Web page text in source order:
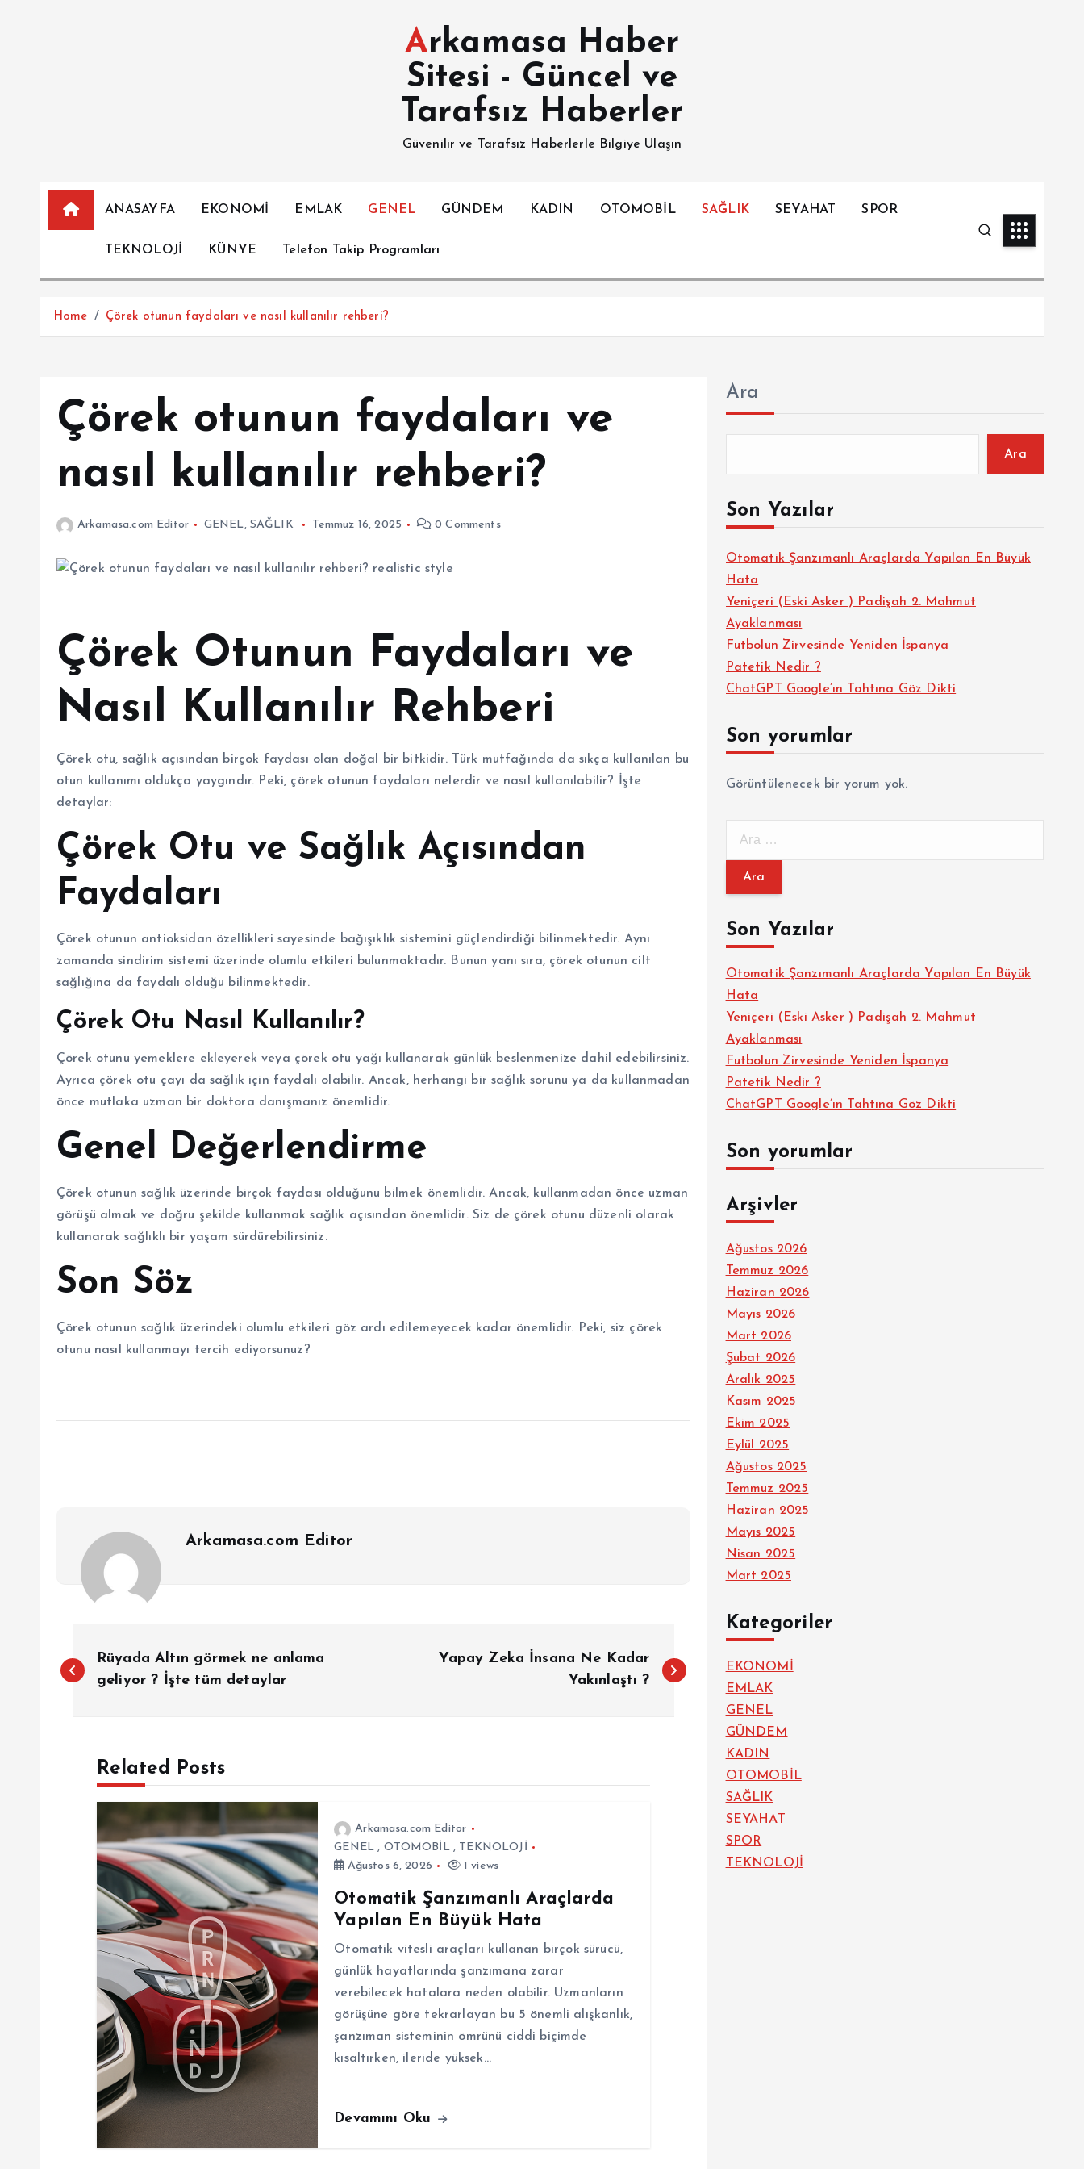
Arkamasa Haber
Sitesi - Güncel ve
Tarafsız Haberler
Güvenilir ve Tarafsız Haberlerle Bilgiye Ulaşın
ANASAYFA EKONOMİ EMLAK GENEL GÜNDEM KADIN OTOMOBİL SAĞLIK SEYAHAT SPOR
TEKNOLOJİ KÜNYE Telefon Takip Programları
Home Çörek otunun faydaları ve nasıl kullanılır rehberi?
Çörek otunun faydaları ve
nasıl kullanılır rehberi?
Arkamasa.com Editor GENEL, SAĞLIK Temmuz 16, 2025 0 Comments
Çörek Otunun Faydaları ve
Nasıl Kullanılır Rehberi
Çörek otu, sağlık açısından birçok faydası olan doğal bir bitkidir. Türk mutfağında da sıkça kullanılan bu
otun kullanımı oldukça yaygındır. Peki, çörek otunun faydaları nelerdir ve nasıl kullanılabilir? İşte
detaylar:
Çörek Otu ve Sağlık Açısından
Faydaları
Çörek otunun antioksidan özellikleri sayesinde bağışıklık sistemini güçlendirdiği bilinmektedir. Aynı
zamanda sindirim sistemi üzerinde olumlu etkileri bulunmaktadır. Bunun yanı sıra, çörek otunun cilt
sağlığına da faydalı olduğu bilinmektedir.
Çörek Otu Nasıl Kullanılır?
Çörek otunu yemeklere ekleyerek veya çörek otu yağı kullanarak günlük beslenmenize dahil edebilirsiniz.
Ayrıca çörek otu çayı da sağlık için faydalı olabilir. Ancak, herhangi bir sağlık sorunu ya da kullanmadan
önce mutlaka uzman bir doktora danışmanız önemlidir.
Genel Değerlendirme
Çörek otunun sağlık üzerinde birçok faydası olduğunu bilmek önemlidir. Ancak, kullanmadan önce uzman
görüşü almak ve doğru şekilde kullanmak sağlık açısından önemlidir. Siz de çörek otunu düzenli olarak
kullanarak sağlıklı bir yaşam sürdürebilirsiniz.
Son Söz
Çörek otunun sağlık üzerindeki olumlu etkileri göz ardı edilemeyecek kadar önemlidir. Peki, siz çörek
otunu nasıl kullanmayı tercih ediyorsunuz?
Arkamasa.com Editor
a
Rüyada Altın görmek ne anlama
geliyor ? İşte tüm detaylar
Yapay Zeka İnsana Ne Kadar
Yakınlaştı ?
Related Posts
Arkamasa.com Editor
GENEL , OTOMOBİL, TEKNOLOJİ
Ağustos 6, 2026
1 views
Otomatik Şanzımanlı Araçlarda
Yapılan En Büyük Hata
Otomatik vitesli araçları kullanan birçok sürücü,
günlük hayatlarında şanzımana zarar
verebilecek hatalara neden olabilir. Uzmanların
görüşüne göre tekrarlayan bu 5 önemli alışkanlık,
şanzıman sisteminin ömrünü ciddi biçimde
kısaltırken, ileride yüksek…
Devamını Oku
Ara
Ara
Son Yazılar
Otomatik Şanzımanlı Araçlarda Yapılan En Büyük
Hata
Yeniçeri (Eski Asker ) Padişah 2. Mahmut
Ayaklanması
Futbolun Zirvesinde Yeniden İspanya
Patetik Nedir ?
ChatGPT Google’ın Tahtına Göz Dikti
Son yorumlar
Görüntülenecek bir yorum yok.
m
:Son Yazılar
Otomatik Şanzımanlı Araçlarda Yapılan En Büyük
Hata
Yeniçeri (Eski Asker ) Padişah 2. Mahmut
Ayaklanması
Futbolun Zirvesinde Yeniden İspanya
Patetik Nedir ?
ChatGPT Google’ın Tahtına Göz Dikti
Son yorumlar
Arşivler
Ağustos 2026
Temmuz 2026
Haziran 2026
Mayıs 2026
Mart 2026
Şubat 2026
Aralık 2025
Kasım 2025
Ekim 2025
Eylül 2025
Ağustos 2025
Temmuz 2025
Haziran 2025
Mayıs 2025
Nisan 2025
Mart 2025
Kategoriler
EKONOMİ
EMLAK
GENEL
GÜNDEM
KADIN
OTOMOBİL
SAĞLIK
SEYAHAT
SPOR
TEKNOLOJİ